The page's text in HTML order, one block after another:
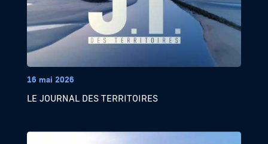
16 mai 2026
LE JOURNAL DES TERRITOIRES